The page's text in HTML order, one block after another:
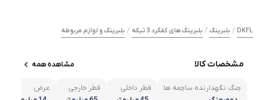
DKFL
/ بلبرینگ / بلبرینگ های کفگرد 3 تیکه / بلبرینگ و لوازم مربوطه
مشخصات کالا مشاهده همه
چنگ نگهدارنده ساچمه ها
قطر داخلی
قطر خارجی
عرض